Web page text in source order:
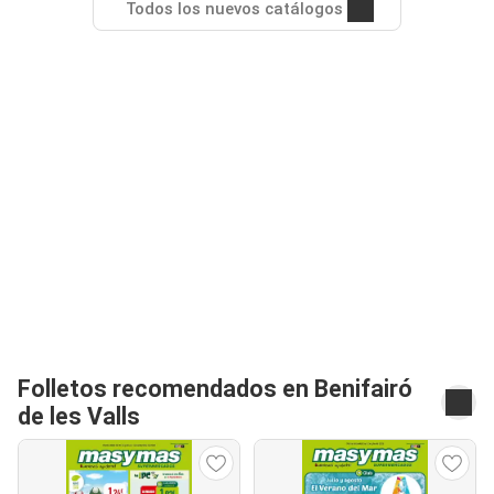
Todos los nuevos catálogos
Folletos recomendados en Benifairó
de les Valls